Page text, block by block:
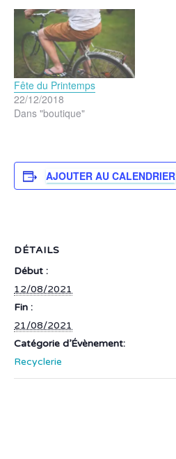
Fête du Printemps
22/12/2018
Dans "boutique"
AJOUTER AU CALENDRIER
DÉTAILS
Début :
12/08/2021
Fin :
21/08/2021
Catégorie d’Évènement:
Recyclerie